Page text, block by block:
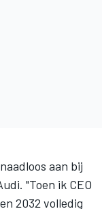
aan bij
"Toen ik CEO
2032 volledig